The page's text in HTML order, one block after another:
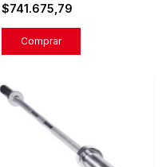
$741.675,79